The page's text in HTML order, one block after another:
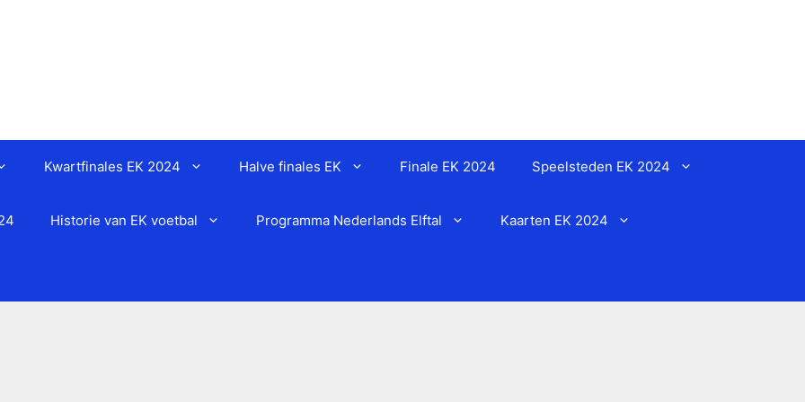
Kwartfinales EK 2024 Halve finales EK Finale EK 2024 Speelsteden EK 2024
Historie van EK voetbal Programma Nederlands Elftal Kaarten EK 2024